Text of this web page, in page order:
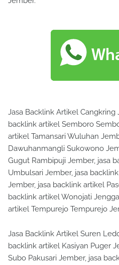
Jasa Backlink Artikel Cangkring
backlink artikel Semboro
artikel Tamansari Wuluhan
Dawuhanmangli Sukowono
Gugut Rambipuji Jember, jasa
Umbulsari Jember, jasa
Jember, jasa backlink artikel
backlink artikel Wonojati
artikel Tempurejo Tempurejo
Jasa Backlink Artikel Suren
backlink artikel Kasiyan Puger
Subo Pakusari Jember, jasa